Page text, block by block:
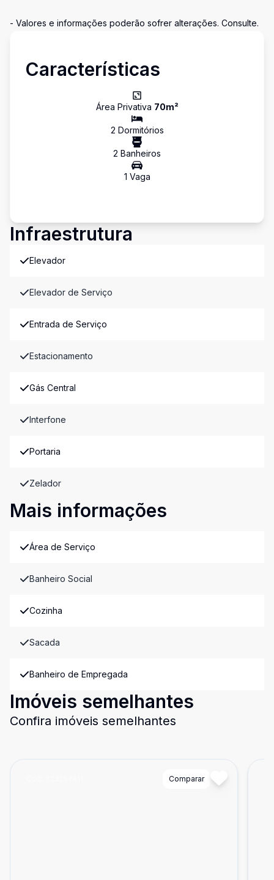
- Valores e informações poderão sofrer alterações. Consulte.
Características
Área Privativa 70m²
2 Dormitórios
2 Banheiros
1 Vaga
Infraestrutura
Elevador
Elevador de Serviço
Entrada de Serviço
Estacionamento
Gás Central
Interfone
Portaria
Zelador
Mais informações
Área de Serviço
Banheiro Social
Cozinha
Sacada
Banheiro de Empregada
Imóveis semelhantes
Confira imóveis semelhantes
Comparar